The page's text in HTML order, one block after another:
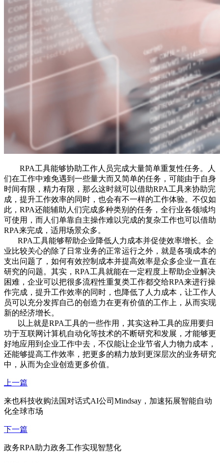
RPA工具能够协助工作人员完成大量简单重复性任务。人
们在工作中难免遇到一些量大而又简单的任务，可能由于自身
时间有限，精力有限，那么这时就可以借助RPA工具来协助完
成，提升工作效率的同时，也会有不一样的工作体验。不仅如
此，RPA还能辅助人们完成多种类别的任务，全行业各领域均
可使用，而人们单靠自主操作难以完成的复杂工作也可以借助
RPA来完成，适用场景众多。
RPA工具能够帮助企业降低人力成本并促使效率增长。企
业比较关心的除了日常业务的正常运行之外，就是各项成本的
支出问题了，如何有效控制成本并提高效率是众多企业一直在
研究的问题。其实，RPA工具就能在一定程度上帮助企业解决
困难，企业可以把很多流程性重复类工作都交给RPA来进行操
作完成，提升工作效率的同时，也降低了人力成本，让工作人
员可以充分发挥自己的创造力在更有价值的工作上，从而实现
新的经济增长。
以上就是RPA工具的一些作用，其实这种工具的应用要归
功于互联网计算机自动化等技术的不断研究和发展，才能够更
好地应用到企业工作中去，不仅能让企业节省人力物力成本，
还能够提高工作效率，把更多的精力放到更深层次的业务研究
中，从而为企业创造更多价值。
上一篇
来也科技收购法国对话式AI公司Mindsay，加速拓展智能自动
化全球市场
下一篇
政务RPA助力政务工作实现智慧化